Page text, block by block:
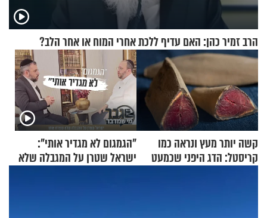
הרב זמיר כהן: האם עדיף ללכת אחרי המוח או אחר הלב?
קשה יותר מעץ ונראה כמו
קריסטל: הדג היפני שכמעט
"הגמגום לא מגדיר אותי":
ישראל שטרן על המגבלה שלא